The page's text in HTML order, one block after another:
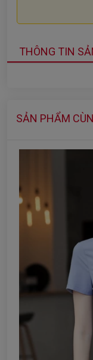
THÔNG TIN
SẢN PHẨM